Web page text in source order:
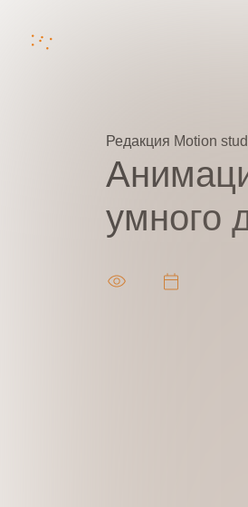
Редакция Motion
умного